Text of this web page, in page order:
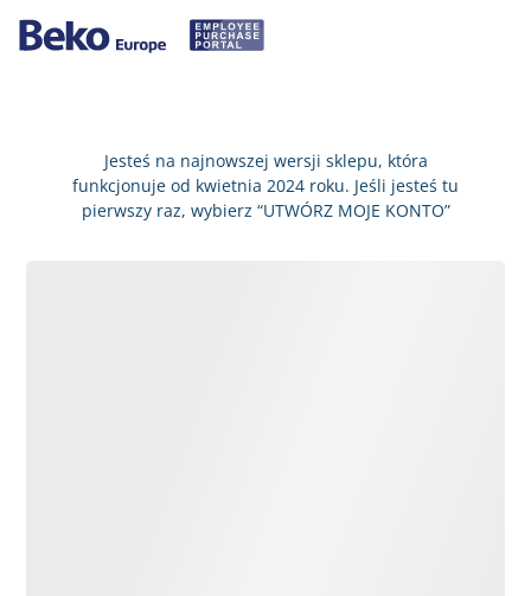
Jesteś na najnowszej wersji sklepu, która
funkcjonuje od kwietnia 2024 roku. Jeśli jesteś tu
pierwszy raz, wybierz “UTWÓRZ MOJE KONTO”